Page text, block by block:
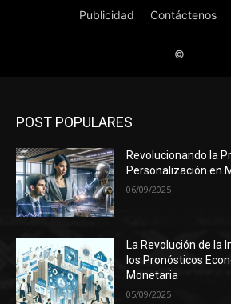
POST POPULARES
Revolucionando la
Personalización en
06/09/2025
La Revolución de la
los Pronósticos
Monetaria
05/09/2025